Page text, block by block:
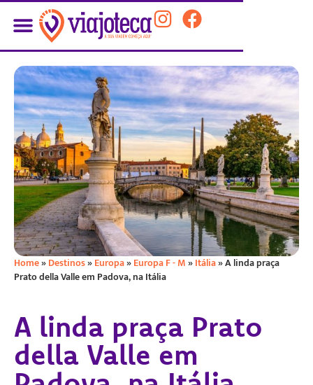
Home»Destinos»Europa»Europa F - M»Itália»A linda praça
Prato della Valle em Padova, na Itália
A linda praça Prato
della Valle em